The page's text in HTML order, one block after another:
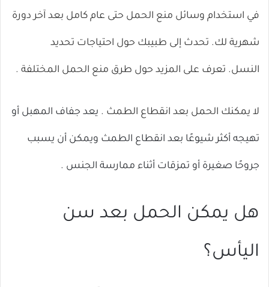
في استخدام وسائل منع الحمل حتى عام كامل بعد آخر دورة
شهرية لك. تحدث إلى طبيبك حول احتياجات تحديد
النسل. تعرف على المزيد حول طرق منع الحمل المختلفة .
لا يمكنك الحمل بعد انقطاع الطمث . يعد جفاف المهبل أو
تهيجه أكثر شيوعًا بعد انقطاع الطمث ويمكن أن يسبب
جروحًا صغيرة أو تمزقات أثناء ممارسة الجنس .
هل يمكن الحمل بعد سن
اليأس؟